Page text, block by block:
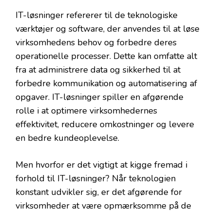
IT-løsninger refererer til de teknologiske
værktøjer og software, der anvendes til at løse
virksomhedens behov og forbedre deres
operationelle processer. Dette kan omfatte alt
fra at administrere data og sikkerhed til at
forbedre kommunikation og automatisering af
opgaver. IT-løsninger spiller en afgørende
rolle i at optimere virksomhedernes
effektivitet, reducere omkostninger og levere
en bedre kundeoplevelse.
Men hvorfor er det vigtigt at kigge fremad i
forhold til IT-løsninger? Når teknologien
konstant udvikler sig, er det afgørende for
virksomheder at være opmærksomme på de